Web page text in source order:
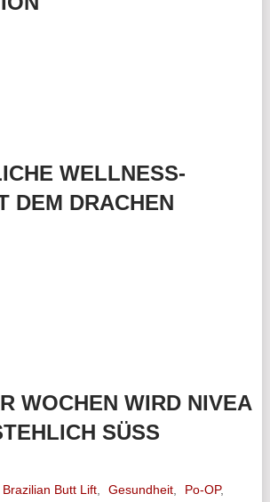
WELLNESS-
DEM DRACHEN
WOCHEN WIRD NIVEA
SÜSS
Brazilian Butt Lift, Gesundheit, Po-OP,